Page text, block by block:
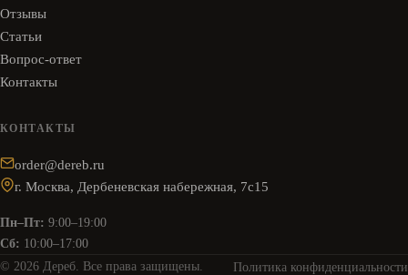
Отзывы
Статьи
Вопрос-ответ
Контакты
КОНТАКТЫ
order@dereb.ru
г. Москва, Дербеневская набережная, 7с15
Пн–Пт: 9:00–19:00
Сб: 10:00–17:00
© 2026 Дереб. Все права защищены.
Политика конфиденциальности